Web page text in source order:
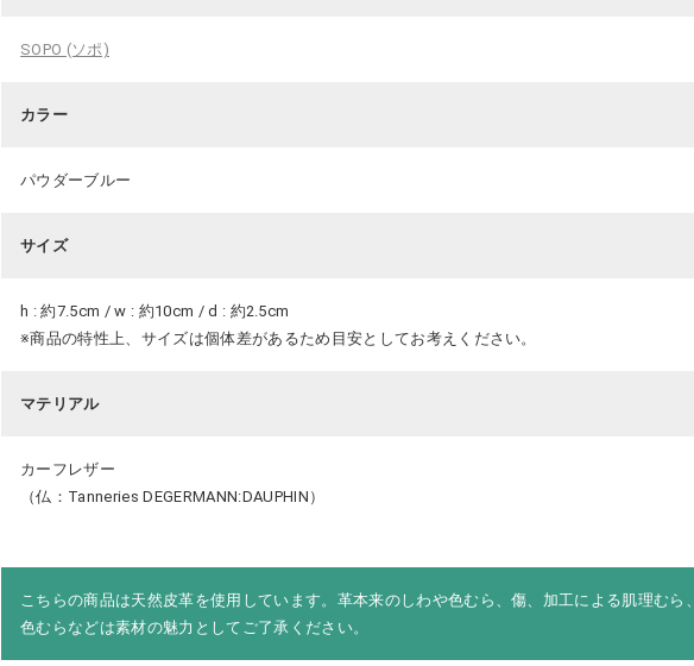
SOPO (ソポ)
カラー
パウダーブルー
サイズ
h : 約7.5cm / w : 約10cm / d : 約2.5cm
※商品の特性上、サイズは個体差があるため目安としてお考えください。
マテリアル
カーフレザー
（仏：Tanneries DEGERMANN:DAUPHIN）
こちらの商品は天然皮革を使用しています。革本来のしわや色むら、傷、加工による肌理むら、
色むらなどは素材の魅力としてご了承ください。